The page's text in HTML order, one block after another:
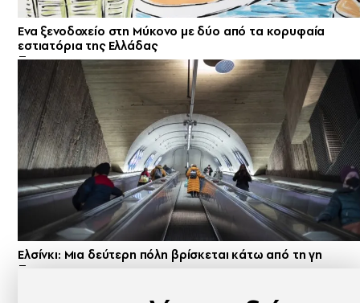
Ενα ξενοδοχείο στη Μύκονο με δύο από τα κορυφαία
εστιατόρια της Ελλάδας
Ελσίνκι: Mια δεύτερη πόλη βρίσκεται κάτω από τη γη